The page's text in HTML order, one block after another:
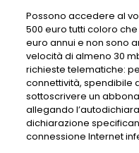
Possono accedere al
500 euro tutti coloro che
euro annui e non sono
velocità di almeno 30
richieste telematiche:
connettività, spendibile
sottoscrivere un
allegando
dichiarazione
connessione Internet